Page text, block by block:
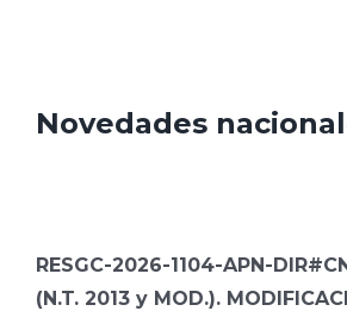
Novedades
RESGC-2026-1104-APN-
(N.T. 2013 y MOD.).